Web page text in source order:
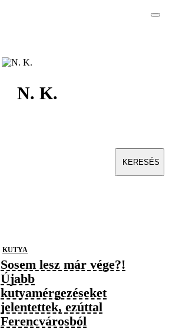
N. K.
KERESÉS
KUTYA
Sosem lesz már vége?!
Újabb
kutyamérgezéseket
jelentettek, ezúttal
Ferencvárosból